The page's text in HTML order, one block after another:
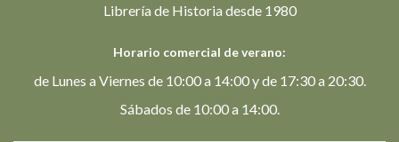
Librería de Historia desde 1980
Horario comercial de verano:
de Lunes a Viernes de 10:00 a 14:00 y de 17:30 a 20:30.
Sábados de 10:00 a 14:00.